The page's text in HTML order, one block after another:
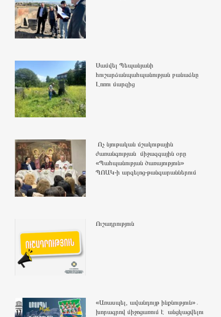
Սամվել Պեպանյանի
հուշարձանպահպանության բանաձևը
Լոռու մարզից
Ոչ նյութական մշակութային
ժառանգության միջազգային օրը
«Պահպանության ծառայություն»
ՊՈԱԿ-ի արգելոց-թանգարաններում
Ուշադրություն
«Առասպել, ավանդույթ ինքնություն»․
խորագրով միջոցառում է անցկացվելու